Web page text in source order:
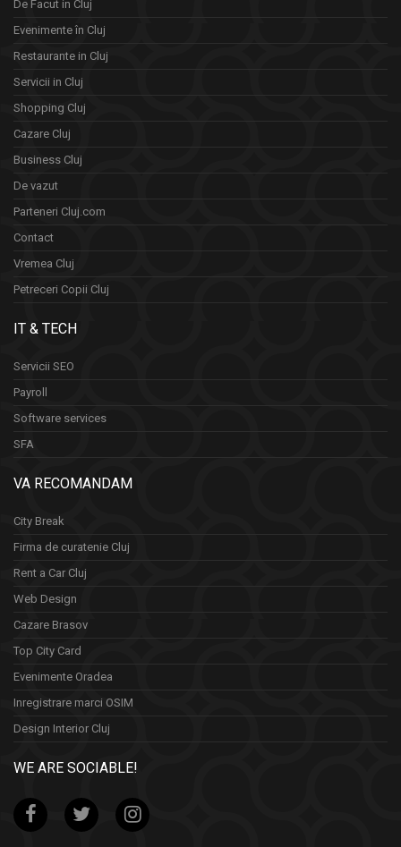
De Facut in Cluj
Evenimente în Cluj
Restaurante in Cluj
Servicii in Cluj
Shopping Cluj
Cazare Cluj
Business Cluj
De vazut
Parteneri Cluj.com
Contact
Vremea Cluj
Petreceri Copii Cluj
IT & TECH
Servicii SEO
Payroll
Software services
SFA
VA RECOMANDAM
City Break
Firma de curatenie Cluj
Rent a Car Cluj
Web Design
Cazare Brasov
Top City Card
Evenimente Oradea
Inregistrare marci OSIM
Design Interior Cluj
WE ARE SOCIABLE!